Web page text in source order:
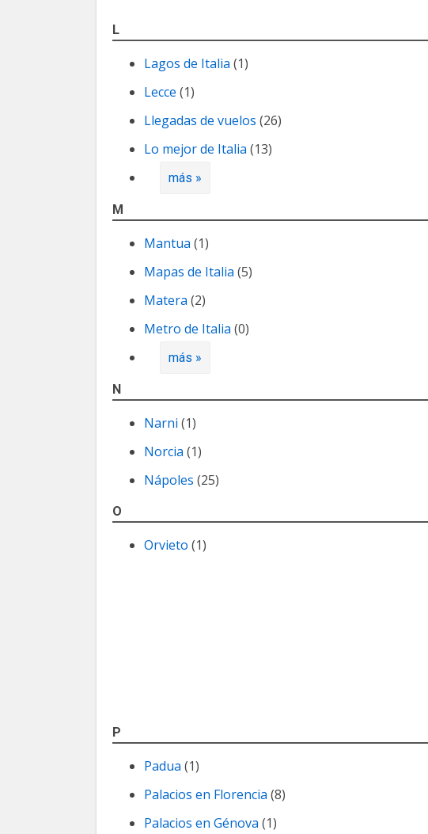
L
Lagos de Italia (1)
Lecce (1)
Llegadas de vuelos (26)
Lo mejor de Italia (13)
más »
M
Mantua (1)
Mapas de Italia (5)
Matera (2)
Metro de Italia (0)
más »
N
Narni (1)
Norcia (1)
Nápoles (25)
O
Orvieto (1)
P
Padua (1)
Palacios en Florencia (8)
Palacios en Génova (1)